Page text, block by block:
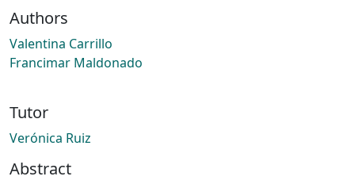
Authors
Valentina Carrillo
Francimar Maldonado
Tutor
Verónica Ruiz
Abstract